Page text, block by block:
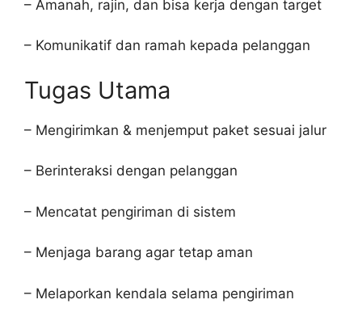
– Amanah, rajin, dan bisa kerja dengan target
– Komunikatif dan ramah kepada pelanggan
Tugas Utama
– Mengirimkan & menjemput paket sesuai jalur
– Berinteraksi dengan pelanggan
– Mencatat pengiriman di sistem
– Menjaga barang agar tetap aman
– Melaporkan kendala selama pengiriman